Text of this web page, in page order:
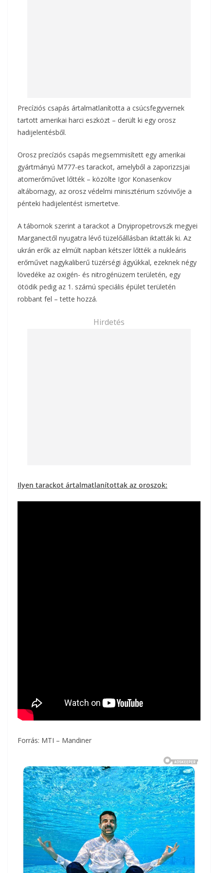
Precíziós csapás ártalmatlanította a csúcsfegyvernek
tartott amerikai harci eszközt – derült ki egy orosz
hadijelentésből.
Orosz precíziós csapás megsemmisített egy amerikai
gyártmányú M777-es tarackot, amelyből a zaporizzsjai
atomerőművet lőtték – közölte Igor Konasenkov
altábornagy, az orosz védelmi minisztérium szóvivője a
pénteki hadijelentést ismertetve.
A tábornok szerint a tarackot a Dnyipropetrovszk megyei
Marganectől nyugatra lévő tüzelőállásban iktatták ki. Az
ukrán erők az elmúlt napban kétszer lőtték a nukleáris
erőművet nagykaliberű tüzérségi ágyúkkal, ezeknek négy
lövedéke az oxigén- és nitrogénüzem területén, egy
ötödik pedig az 1. számú speciális épület területén
robbant fel – tette hozzá.
Hirdetés
Ilyen tarackot ártalmatlanítottak az oroszok:
Forrás: MTI – Mandiner